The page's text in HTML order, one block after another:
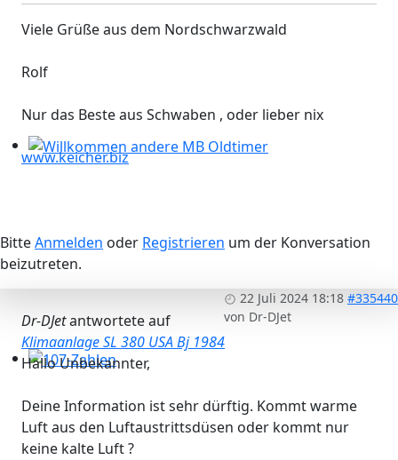
Willkommen andere MB Oldtimer
Viele Grüße aus dem Nordschwarzwald
Rolf
Nur das Beste aus Schwaben , oder lieber nix
www.keicher.biz
BitteAnmelden oder Registrieren um der Konversation
beizutreten.
22 Juli 2024 18:18 #335440
von Dr-DJet
Dr-DJetantwortete auf
Klimaanlage SL 380 USA Bj 1984
Hallo Unbekannter,
Deine Information ist sehr dürftig. Kommt warme
Luft aus den Luftaustrittsdüsen oder kommt nur
keine kalte Luft ?